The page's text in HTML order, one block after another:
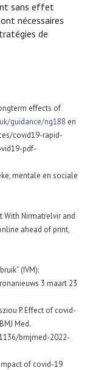
sans effet
nécessaires
de
effects of
guidance/ng188 en
covid19-rapid-
pdf-
mentale en sociale
With Nirmatrelvir and
ahead of print,
(IVM):
3 maart 23
P. Effect of covid-
Med.
bmjmed-2022-
of covid-19